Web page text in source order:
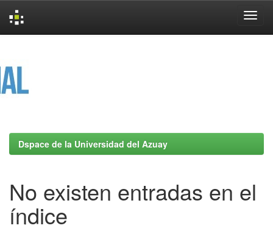
Dspace de la Universidad del Azuay
No existen entradas en el
índice